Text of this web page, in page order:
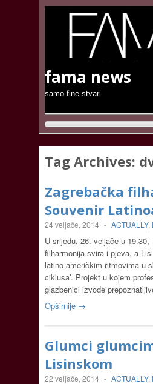
fama news
samo fine stvari
Tag Archives:
Zagrebačka
Souvenir
24 veljače, 2014 - ACTUALLY,
U srijedu, 26. veljače u
filharmonija svira i pjeva, a
latino-američkim ritmovima u
ciklusa’. Projekt u kojem
glazbenici izvode
Opširnije →
Glumci
Lisinskom
22 veljače, 2014 - ACTUALLY,